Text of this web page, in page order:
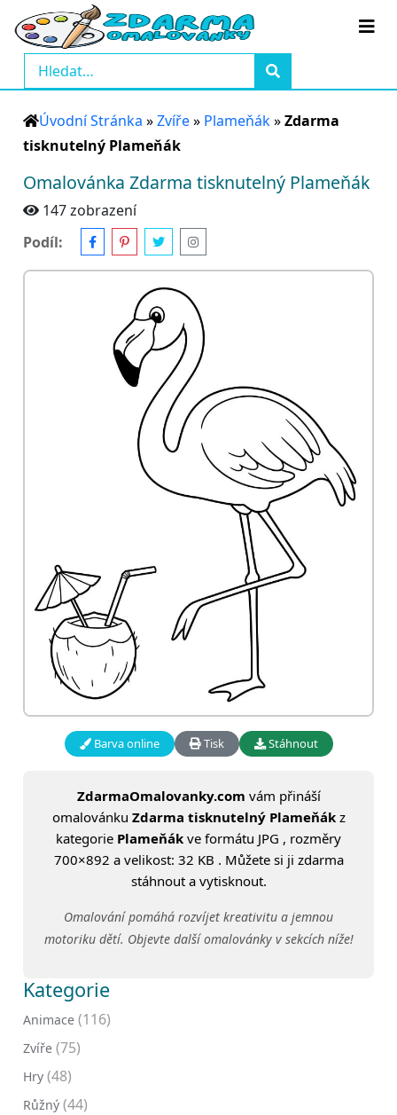
Úvodní Stránka »Zvíře» Plameňák»Zdarma
tisknutelný Plameňák
Omalovánka Zdarma tisknutelný Plameňák
147 zobrazení
Podíl:
Barva online Tisk Stáhnout
ZdarmaOmalovanky.com vám přináší
omalovánku Zdarma tisknutelný Plameňákz
kategorie Plameňák ve formátu JPG , rozměry
700×892 a velikost: 32 KB . Můžete si ji zdarma
stáhnout a vytisknout.
Omalování pomáhá rozvíjet kreativitu a jemnou
motoriku dětí. Objevte další omalovánky v sekcích níže!
Kategorie
Animace (116)
Zvíře (75)
Hry (48)
Růžný (44)